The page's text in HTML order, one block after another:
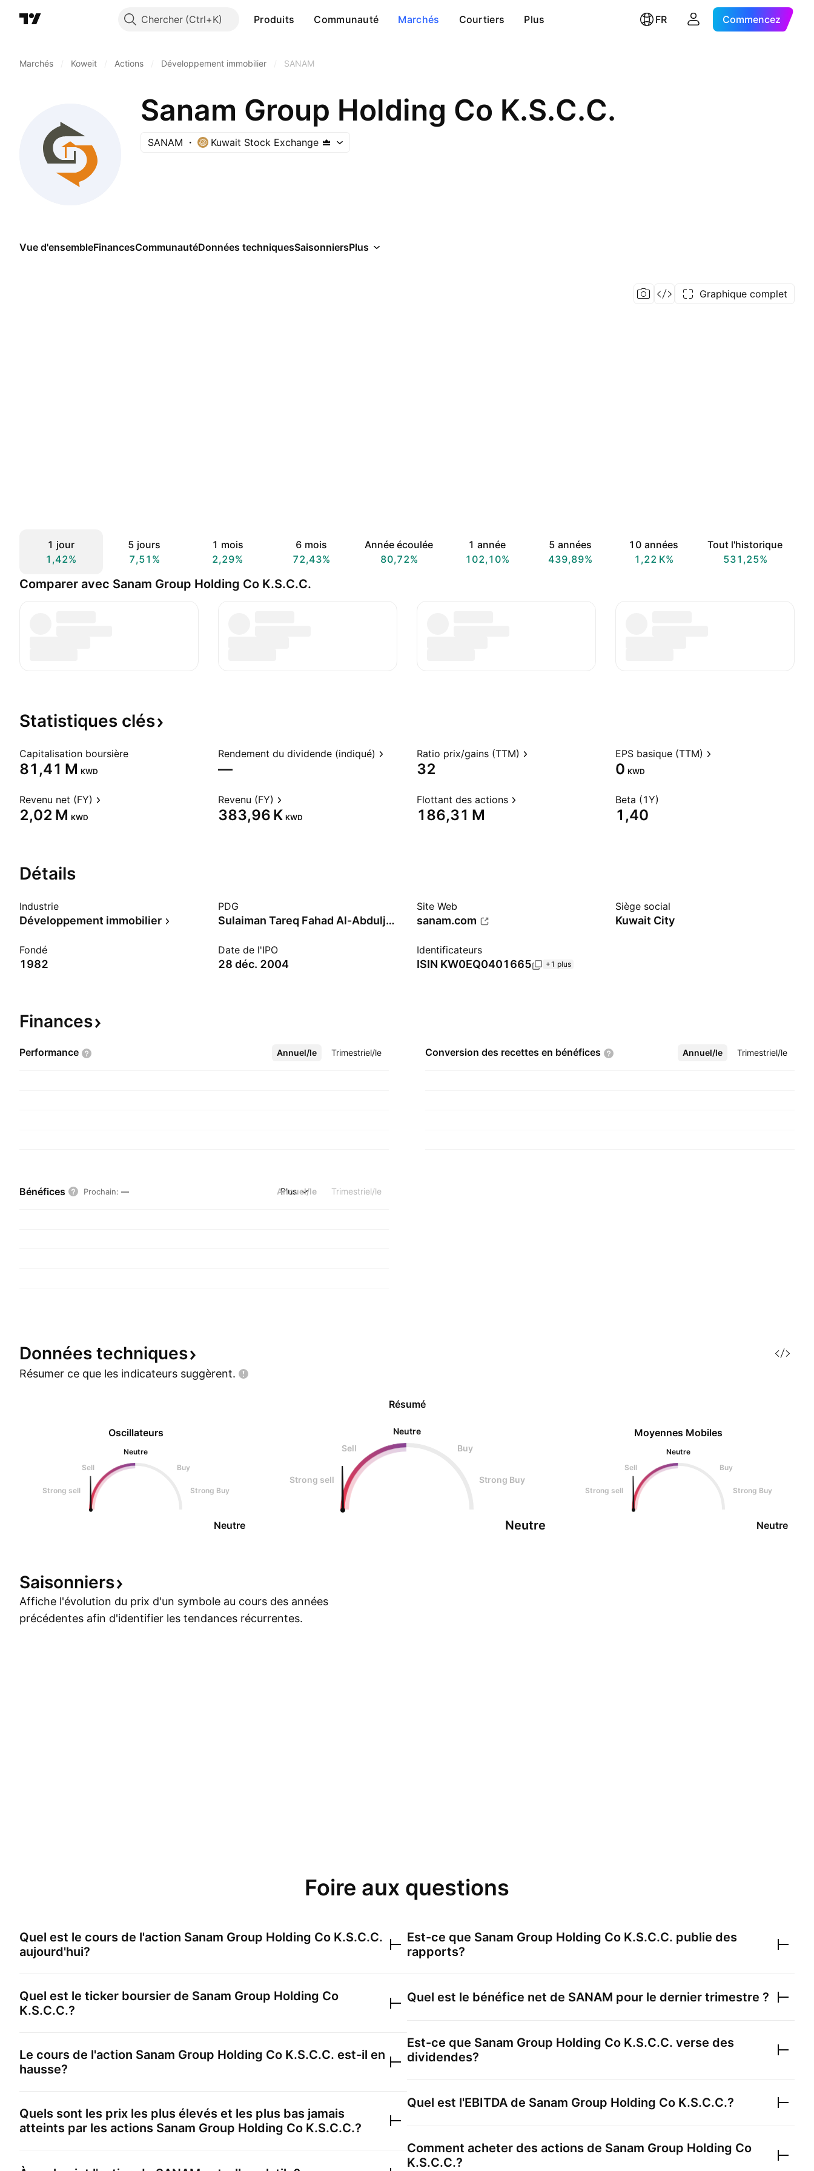
Chercher Produits Communauté Marchés Courtiers Plus FR Commencez
Marchés Koweit Actions Développement immobilier SANAM
Sanam Group Holding Co K.S.C.C.
SANAM Kuwait Stock Exchange
Vue d'ensembleFinancesCommunautéDonnées techniquesSaisonniersPlus
Graphique complet
1 jour
1,42%
5 jours
7,51%
1 mois
2,29%
6 mois
72,43%
Année écoulée
80,72%
1 année
102,10%
5 années
439,89%
10 années
‪1,22 K‬%
Tout l'historique
531,25%
Comparer avec Sanam Group Holding Co K.S.C.C.
Statistiques clés
Capitalisation boursière
‪81,41 M‬ KWD
Rendement du dividende (indiqué)
—
Ratio prix/gains (TTM)
32
EPS basique (TTM)
0 KWD
Revenu net (FY)
‪2,02 M‬ KWD
Revenu (FY)
‪383,96 K‬ KWD
Flottant des actions
‪186,31 M‬
Beta (1Y)
1,40
Détails
Industrie
Développement immobilier
PDG
Sulaiman Tareq Fahad Al-Abduljader
Site Web
sanam.com
Siège social
Kuwait City
Fondé
1982
Date de l'IPO
28 déc. 2004
Identificateurs
ISIN KW0EQ0401665 +1 plus
Finances
Performance Annuel/le Trimestriel/le
Plus Conversion des recettes en bénéfices Annuel/le Trimestriel/le
Plus
Bénéfices Prochain: — Annuel/le Trimestriel/le
Plus
Données techniques
Résumer ce que les indicateurs suggèrent.
Oscillateurs
Neutre
Sell
Buy
Strong sell Strong Buy
Neutre
Résumé
Neutre
Sell
Buy
Strong sell Strong Buy
Neutre
Moyennes Mobiles
Neutre
Sell
Buy
Strong sell Strong Buy
Neutre
Saisonniers
Affiche l'évolution du prix d'un symbole au cours des années
précédentes afin d'identifier les tendances récurrentes.
Foire aux questions
Quel est le cours de l'action Sanam Group Holding Co K.S.C.C.
aujourd'hui?
Quel est le ticker boursier de Sanam Group Holding Co
K.S.C.C.?
Le cours de l'action Sanam Group Holding Co K.S.C.C. est-il en
hausse?
Quels sont les prix les plus élevés et les plus bas jamais
atteints par les actions Sanam Group Holding Co K.S.C.C.?
Est-ce que Sanam Group Holding Co K.S.C.C. publie des
rapports?
Quel est le bénéfice net de SANAM pour le dernier trimestre ?
Est-ce que Sanam Group Holding Co K.S.C.C. verse des
dividendes?
Quel est l'EBITDA de Sanam Group Holding Co K.S.C.C.?
Comment acheter des actions de Sanam Group Holding Co
K.S.C.C.?